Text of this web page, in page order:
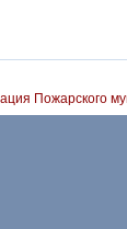
Пожарского